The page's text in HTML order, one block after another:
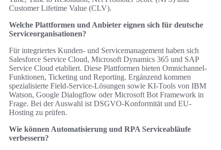
Customer Lifetime Value (CLV).
Welche Plattformen und Anbieter eignen sich für deutsche
Serviceorganisationen?
Für integriertes Kunden- und Servicemanagement haben sich
Salesforce Service Cloud, Microsoft Dynamics 365 und SAP
Service Cloud etabliert. Diese Plattformen bieten Omnichannel-
Funktionen, Ticketing und Reporting. Ergänzend kommen
spezialisierte Field-Service-Lösungen sowie KI-Tools von IBM
Watson, Google Dialogflow oder Microsoft Bot Framework in
Frage. Bei der Auswahl ist DSGVO-Konformität und EU-
Hosting zu prüfen.
Wie können Automatisierung und RPA Serviceabläufe
verbessern?